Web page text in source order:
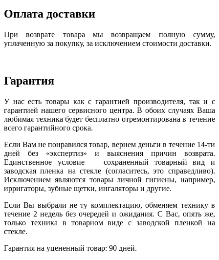
Оплата доставки
При возврате товара мы возвращаем полную сумму,
уплаченную за покупку, за исключением стоимости доставки.
Гарантия
У нас есть товары как с гарантией производителя, так и с
гарантией нашего сервисного центра. В обоих случаях Ваша
любимая техника будет бесплатно отремонтирована в течение
всего гарантийного срока.
Если Вам не понравился товар, вернем деньги в течение 14-ти
дней без «экспертиз» и выяснения причин возврата.
Единственное условие — сохраненный товарный вид и
заводская пленка на стекле (согласитесь, это справедливо).
Исключением являются товары личной гигиены, например,
ирригаторы, зубные щетки, ингаляторы и другие.
Если Вы выбрали не ту комплектацию, обменяем технику в
течение 2 недель без очередей и ожидания. С Вас, опять же,
только техника в товарном виде с заводской пленкой на
стекле.
Гарантия на уцененный товар: 90 дней.